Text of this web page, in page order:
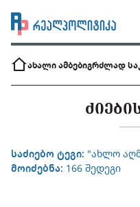
ახალი ამბებიგრძლად
საძიებო ტეგი: "ახლო
მოიძებნა: 166 შედეგი